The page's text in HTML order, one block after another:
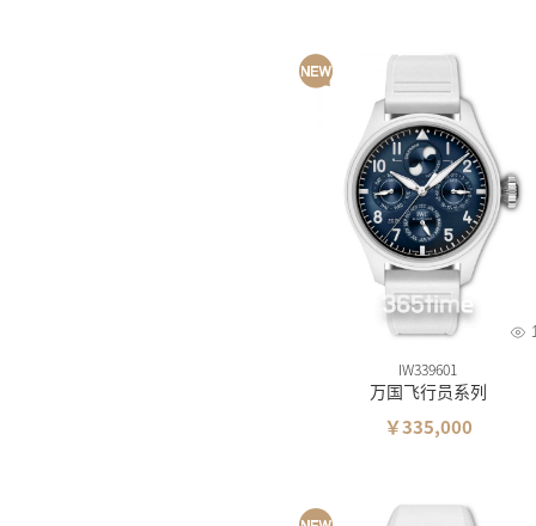
IW339601
万国飞行员系列
￥335,000